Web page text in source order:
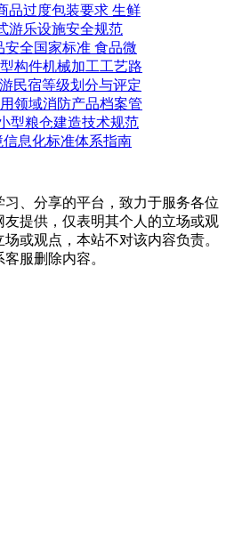
品过度包装要求 生鲜
游乐设施安全规范
安全国家标准 食品微
构件机械加工工艺路
民宿等级划分与评定
领域消防产品档案管
型粮仓建造技术规范
信息化标准体系指南
、分享的平台，致力于服务各位
提供，仅表明其个人的立场或观
或观点，本站不对该内容负责。
服删除内容。